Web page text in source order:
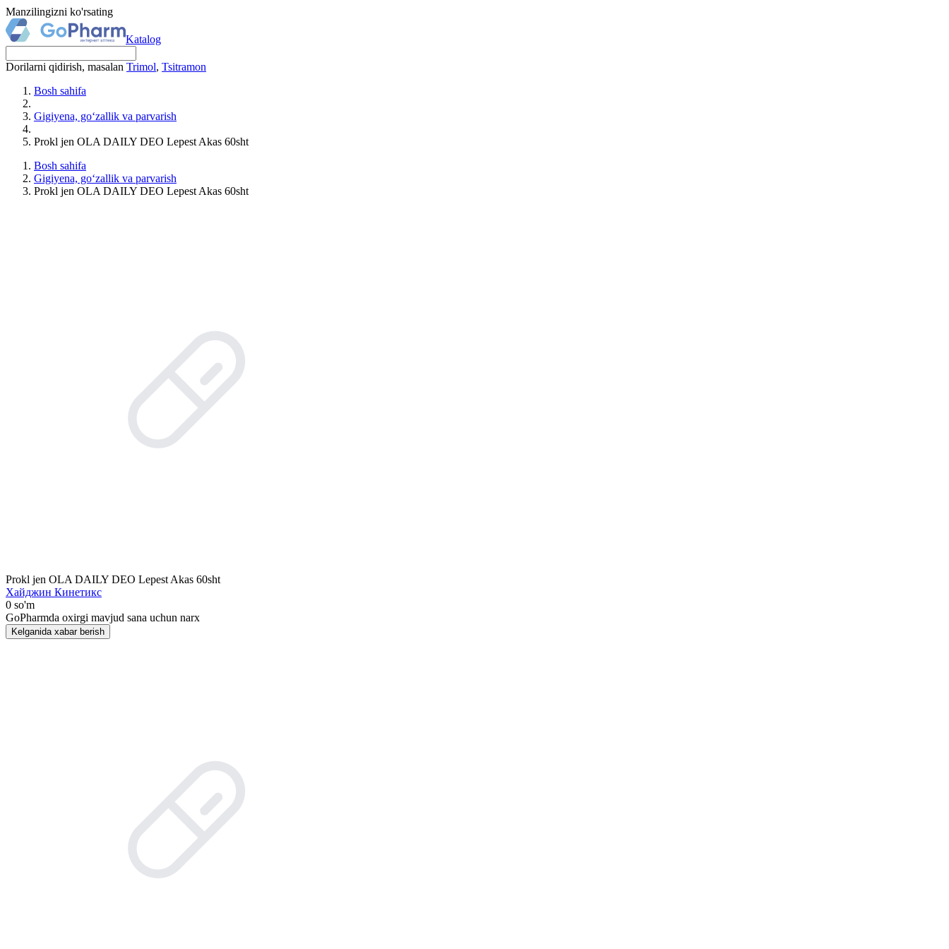
Manzilingizni ko'rsating
Katalog
Dorilarni qidirish, masalan Trimol, Tsitramon
Bosh sahifa
Gigiyena, go‘zallik va parvarish
Prokl jen OLA DAILY DEO Lepest Akas 60sht
Bosh sahifa
Gigiyena, go‘zallik va parvarish
Prokl jen OLA DAILY DEO Lepest Akas 60sht
Prokl jen OLA DAILY DEO Lepest Akas 60sht
Хайджин Кинетикс
0 so'm
GoPharmda oxirgi mavjud sana uchun narx
Kelganida xabar berish